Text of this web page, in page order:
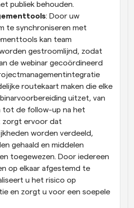
publiek behouden.
: Door uw
te synchroniseren met
kan team
gestroomlijnd, zodat
de webinar gecoördineerd
routekaart maken die elke
uitzet, van
tot de follow-up na het
zorgt ervoor dat
worden verdeeld,
gehaald en middelen
toegewezen. Door iedereen
op elkaar afgestemd te
u het risico op
en zorgt u voor een soepele